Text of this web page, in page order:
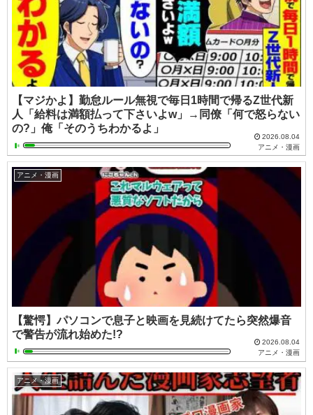
【マジかよ】勤怠ルール無視で毎日1時間で帰るZ世代新
人「給料は満額払って下さいよw」→同僚「何で怒らない
の?」俺「そのうちわかるよ」
2026.08.04
アニメ・漫画
アニメ・漫画
【驚愕】パソコンで息子と映画を見続けてたら突然爆音
で警告が流れ始めた!?
2026.08.04
アニメ・漫画
アニメ・漫画